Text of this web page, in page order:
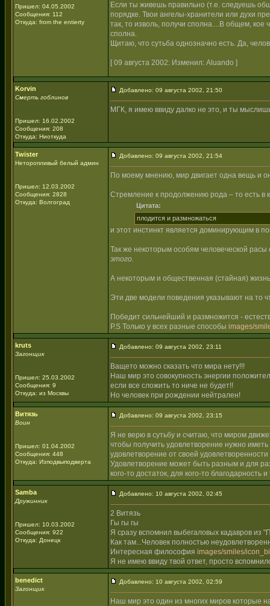
Пришел: 04.05.2002
Сообщения: 112
Откуда: from the entierty
Если ты живешь правильно (т.е. следуешь
порядке. Твои ангелы-хранители или духи
так, то изволь, получи сполна....В общем, кое
сполна.
Щитаю, что сутьба однозначно есть. Да,
[ 09 августа 2002: Изменил: Aluando ]
Korvin
Смерть гоблинов
Пришел: 16.02.2002
Сообщения: 208
Откуда: Ниоткуда
Добавлено: 09 августа 2002, 21:50
МГК, я имею ввиду далко не это, и ты
Twister
Неторопливый белый админ
Пришел: 12.03.2002
Сообщения: 2828
Откуда: Волгоград
Добавлено: 09 августа 2002, 21:54
По моему мнению, мир двигает одна вещь и
Стремление к продолжению рода – то есть в
Цитата:
плодится и размножаться
и этот инстинкт является доминирующим в
Так же некоторым особям человеческой
этого.
А некоторым и общественная (стайная)
Эти две модели поведения указывают на то
Победит сильнейший и размножится -
P.S Только у всех разные способы images/
kruts
Загонщик
Пришел: 25.03.2002
Сообщения: 9
Откуда: из Москвы
Добавлено: 09 августа 2002, 23:11
Ващето можно сказать что мира нету!!!
Наш мир это совокупность энергии
если все сложить то ниче не будет!!
Но человек при рождении нейтрален!
Витязь
Воин
Пришел: 01.04.2002
Сообщения: 448
Откуда: Изподвыподверта
Добавлено: 09 августа 2002, 23:15
Я не верю в сутьбу и считаю, что миром
чтобы получить удовлетворение нужно
удовлетворение от своей
Удовлетворение может быть разным и для
кого-то достаток, для кого-то
Samba
Дружинник
Пришел: 10.03.2002
Сообщения: 922
Откуда: Донецк
Добавлено: 10 августа 2002, 02:45
2 Витязь
Гы гы гы
Я сразу вспомнил выбегаловых кадавров из
Как там...Человек полностью
Интересная философия images/smiles/
Я не имею ввиду твой ответ, просто
benedict
Загонщик
Добавлено: 10 августа 2002, 02:59
Наш мир это один из многих миров которые